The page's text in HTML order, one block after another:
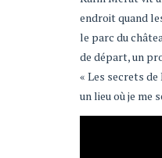
endroit quand
le parc du
de départ, un
« Les secrets
un lieu où je me